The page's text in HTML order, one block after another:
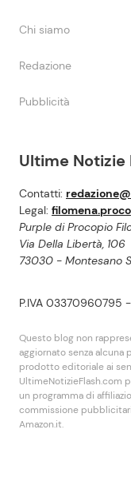
Ultime Notizie
Contatti:
Legal:
Purple di Procopio
Via Della Libertà, 106
73030 - Montesano
P.IVA 03370960795
Questo blog non
aggiornato senza
prodotto editoriale ai
UltimeNotizieFlash.com
un programma di
commissione
Amazon.it.
Chi siamo
Redazione
Pubblicità